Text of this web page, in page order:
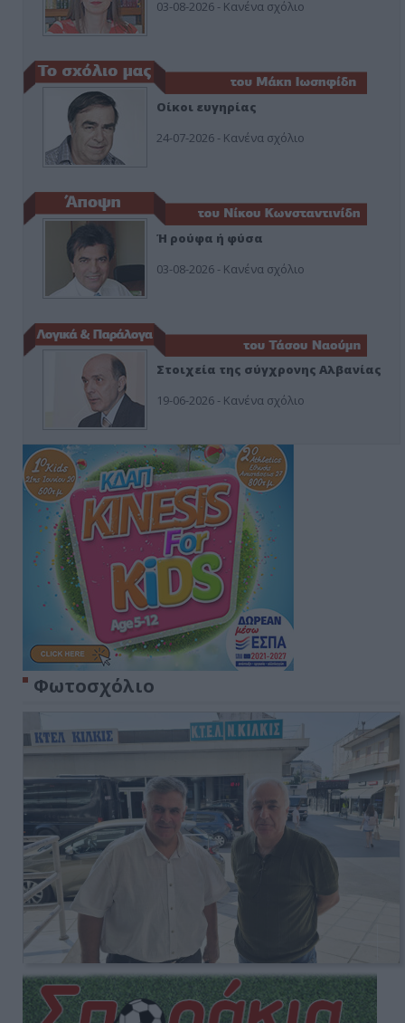
03-08-2026 - Κανένα σχόλιο
Οίκοι ευγηρίας
24-07-2026 - Κανένα σχόλιο
Ή ρούφα ή φύσα
03-08-2026 - Κανένα σχόλιο
Στοιχεία της σύγχρονης Αλβανίας
19-06-2026 - Κανένα σχόλιο
Φωτοσχόλιο